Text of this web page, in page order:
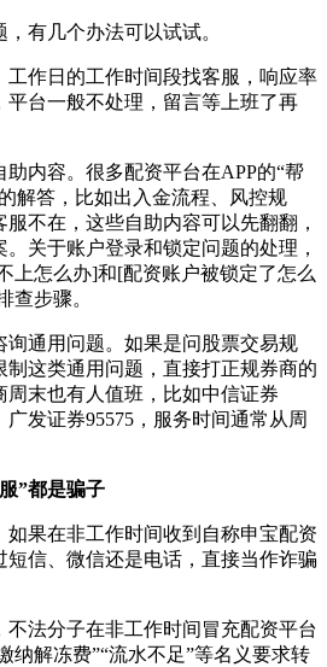
有几个办法可以试试。
工作日的工作时间段找客服，响应率
平台一般不处理，留言等上班了再
内容。很多配资平台在APP的“帮
解答，比如出入金流程、风控规
不在，这些自助内容可以先翻翻，
关于账户登录和锁定问题的处理，
上怎么办]和[配资账户被锁定了怎么
查步骤。
询通用问题。如果是问股票交易规
制这类通用问题，直接打正规券商的
末也有人值班，比如中信证券
广发证券95575，服务时间通常从周
”都是骗子
果在非工作时间收到自称申宝配资
信、微信还是电话，直接当作诈骗
法分子在非工作时间冒充配资平台
纳解冻费”“流水不足”等名义要求转